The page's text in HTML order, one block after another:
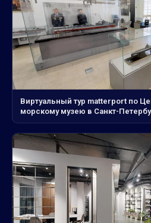
Виртуальный тур matterport по
морскому музею в Санкт-